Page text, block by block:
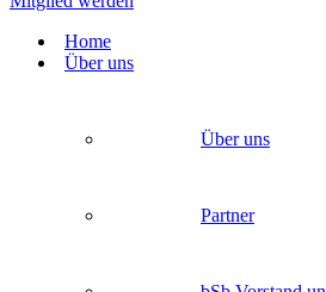
Home
Über uns
Über uns
Partner